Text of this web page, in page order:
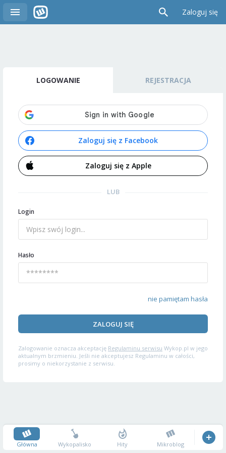
Zaloguj się
LOGOWANIE REJESTRACJA
Zaloguj się z Facebook
Zaloguj się z Apple
LUB
Login
Hasło
nie pamiętam hasła
ZALOGUJ SIĘ
Zalogowanie oznacza akceptację Regulaminu serwisu Wykop.pl w jego
aktualnym brzmieniu. Jeśli nie akceptujesz Regulaminu w całości,
prosimy o niekorzystanie z serwisu.
Główna Wykopalisko Hity Mikroblog